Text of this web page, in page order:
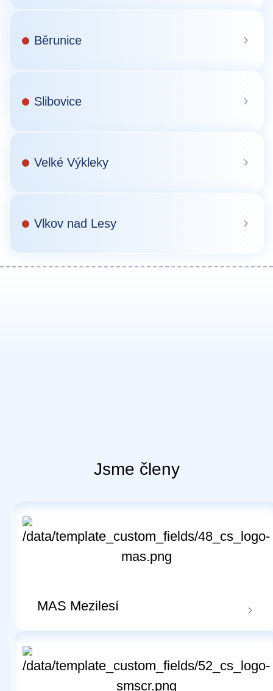
Běrunice
Slibovice
Velké Výkleky
Vlkov nad Lesy
Jsme členy
MAS Mezilesí